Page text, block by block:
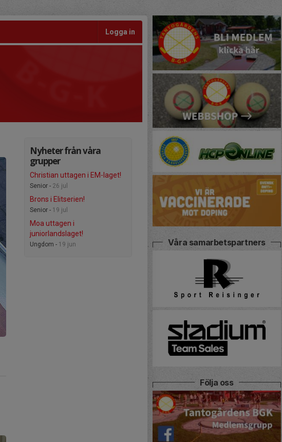
Logga in
Nyheter från våra
grupper
Christian uttagen i EM-laget!
Senior - 26 jul
Brons i Elitserien!
Senior - 19 jul
Moa uttagen i
juniorlandslaget!
Ungdom - 19 jun Våra samarbetspartners
Följa oss